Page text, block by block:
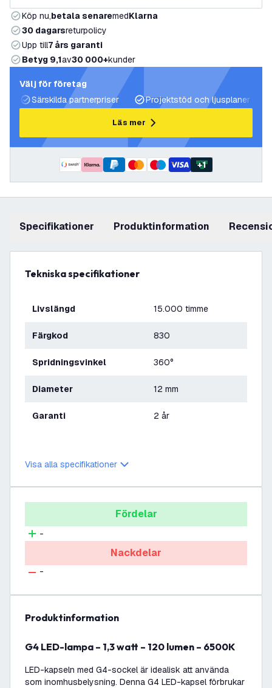
Köp nu,betala senaremedKlarna
30 dagarsreturpolicy
Upp till7 års garanti
Betyg 9,1av30 000+kunder
Välj för företag
Särskilda partnerpriser
Projektstöd och ljusplaner
Läs mer
+1
Specifikationer produktinformation
Tekniska specifikationer
Livslängd 15.000 timme
Färgkod 830
Spridningsvinkel 360°
Diameter 12 mm
Garanti 2 år
Visa alla specifikationer
Fördelar
-
Nackdelar
-
produktinformation
G4 LED-lampa – 1,3 watt – 120 lumen – 6500K
LED-kapseln med G4-sockel är idealisk att använda
som inomhusbelysning. Denna G4 LED-kapsel förbrukar